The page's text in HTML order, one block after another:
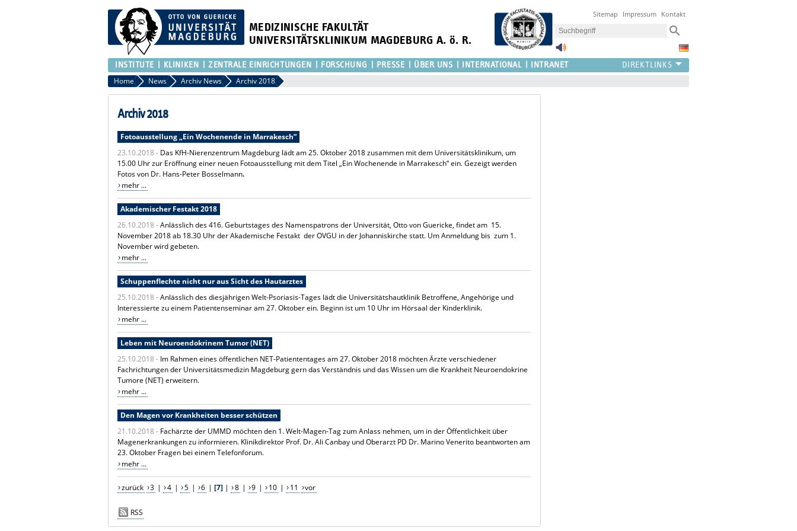
MEDIZINISCHE FAKULTÄT
UNIVERSITÄTSKLINIKUM MAGDEBURG A. ö. R.
Sitemap Impressum Kontakt
INSTITUTE KLINIKEN ZENTRALE EINRICHTUNGEN FORSCHUNG PRESSE ÜBER UNS INTERNATIONAL INTRANET
Home News Archiv News Archiv 2018
Archiv 2018
Fotoausstellung „Ein Wochenende in Marrakesch“
23.10.2018 - Das KfH-Nierenzentrum Magdeburg lädt am 25. Oktober 2018 zusammen mit dem Universitätsklinikum, um
15.00 Uhr zur Eröffnung einer neuen Fotoausstellung mit dem Titel „Ein Wochenende in Marrakesch“ ein. Gezeigt werden
Fotos von Dr. Hans-Peter Bosselmann.
mehr ...
Akademischer Festakt 2018
26.10.2018 -Anlässlich des 416. Geburtstages des Namenspatrons der Universität, Otto von Guericke, findet am 15.
November 2018 ab 18.30 Uhr der Akademische Festakt der OVGU in der Johanniskirche statt. Um Anmeldung bis zum 1.
November wird gebeten.
mehr ...
Schuppenflechte nicht nur aus Sicht des Hautarztes
25.10.2018 -Anlässlich des diesjährigen Welt-Psoriasis-Tages lädt die Universitätshautklinik Betroffene, Angehörige und
Interessierte zu einem Patientenseminar am 27. Oktober ein. Beginn ist um 10 Uhr im Hörsaal der Kinderklinik.
mehr ...
Leben mit Neuroendokrinem Tumor (NET)
25.10.2018 - Im Rahmen eines öffentlichen NET-Patiententages am 27. Oktober 2018 möchten Ärzte verschiedener
Fachrichtungen der Universitätsmedizin Magdeburg gern das Verständnis und das Wissen um die Krankheit Neuroendokrine
Tumore (NET) erweitern.
mehr ...
Den Magen vor Krankheiten besser schützen
21.10.2018 - Fachärzte der UMMD möchten den 1. Welt-Magen-Tag zum Anlass nehmen, um in der Öffentlichkeit über
Magenerkrankungen zu informieren. Klinikdirektor Prof. Dr. Ali Canbay und Oberarzt PD Dr. Marino Venerito beantworten am
23. Oktober Fragen bei einem Telefonforum.
mehr ...
zurück 3 | 4 | 5 | 6 |[7] | 8 | 9 | 10 | 11 vor
RSS